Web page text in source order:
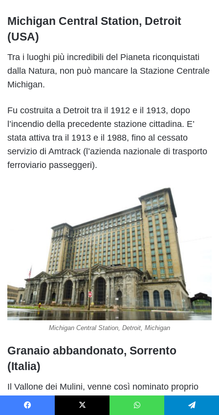
Michigan Central Station, Detroit
(USA)
Tra i luoghi più incredibili del Pianeta riconquistati
dalla Natura, non può mancare la Stazione Centrale
Michigan.
Fu costruita a Detroit tra il 1912 e il 1913, dopo
l’incendio della precedente stazione cittadina. E’
stata attiva tra il 1913 e il 1988, fino al cessato
servizio di Amtrack (l’azienda nazionale di trasporto
ferroviario passeggeri).
Michigan Central Station, Detroit, Michigan
Granaio abbandonato, Sorrento
(Italia)
Il Vallone dei Mulini, venne così nominato proprio
per la presenza, nell’area, di un mulino per